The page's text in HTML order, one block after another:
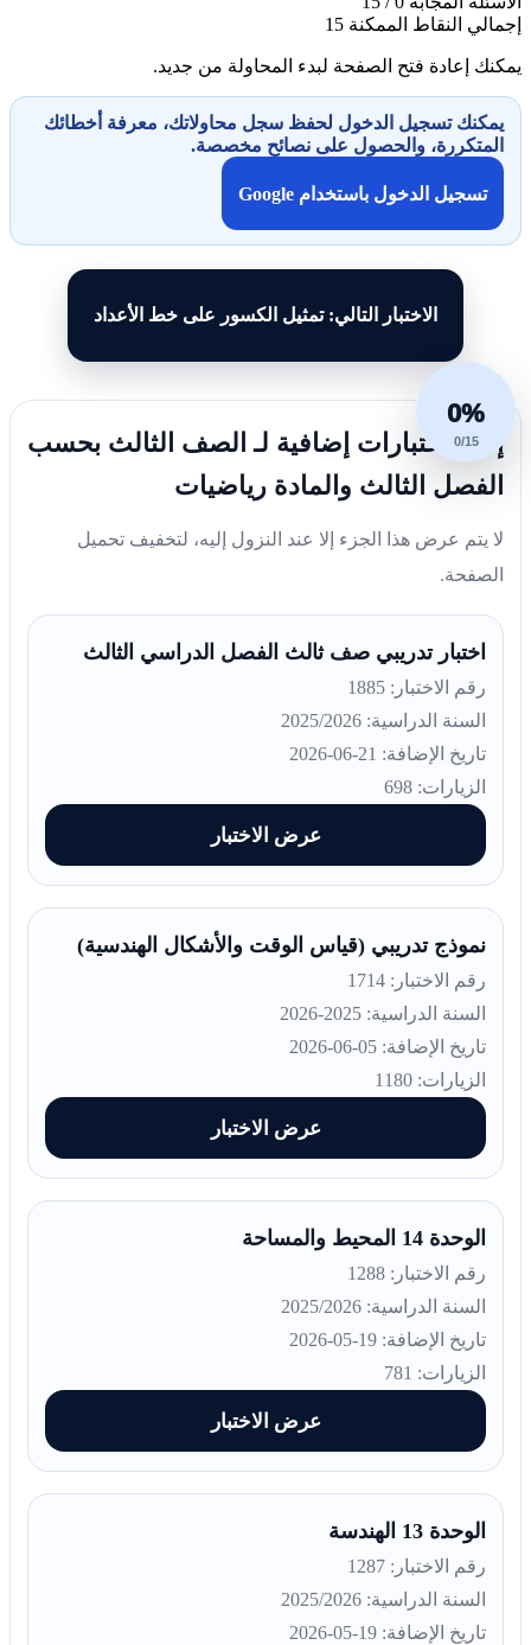
إجمالي النقاط الممكنة 15
يمكنك إعادة فتح الصفحة لبدء المحاولة من جديد.
يمكنك تسجيل الدخول لحفظ سجل محاولاتك، معرفة أخطائك
المتكررة، والحصول على نصائح مخصصة.
تسجيل الدخول باستخدام Google
الاختبار التالي: تمثيل الكسور على خط الأعداد
0%
0/15
إليك اختبارات إضافية لـ الصف الثالث بحسب
الفصل الثالث والمادة رياضيات
لا يتم عرض هذا الجزء إلا عند النزول إليه، لتخفيف تحميل
الصفحة.
اختبار تدريبي صف ثالث الفصل الدراسي الثالث
رقم الاختبار: 1885
السنة الدراسية: 2025/2026
تاريخ الإضافة: 21-06-2026
الزيارات: 698
عرض الاختبار
نموذج تدريبي (قياس الوقت والأشكال الهندسية)
رقم الاختبار: 1714
السنة الدراسية: 2025-2026
تاريخ الإضافة: 05-06-2026
الزيارات: 1180
عرض الاختبار
الوحدة 14 المحيط والمساحة
رقم الاختبار: 1288
السنة الدراسية: 2025/2026
تاريخ الإضافة: 19-05-2026
الزيارات: 781
عرض الاختبار
الوحدة 13 الهندسة
رقم الاختبار: 1287
السنة الدراسية: 2025/2026
تاريخ الإضافة: 19-05-2026